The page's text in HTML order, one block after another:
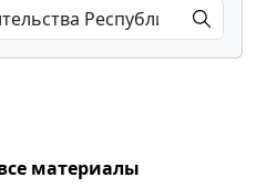
материалы